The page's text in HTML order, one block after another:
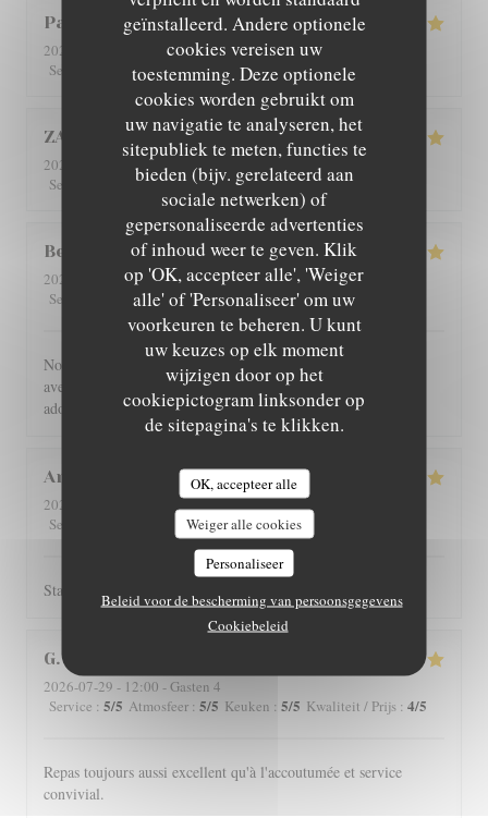
geïnstalleerd. Andere optionele
cookies vereisen uw
toestemming. Deze optionele
cookies worden gebruikt om
uw navigatie te analyseren, het
sitepubliek te meten, functies te
bieden (bijv. gerelateerd aan
sociale netwerken) of
gepersonaliseerde advertenties
of inhoud weer te geven. Klik
op 'OK, accepteer alle', 'Weiger
alle' of 'Personaliseer' om uw
voorkeuren te beheren. U kunt
uw keuzes op elk moment
wijzigen door op het
cookiepictogram linksonder op
de sitepagina's te klikken.
OK, accepteer alle
Weiger alle cookies
Personaliseer
Beleid voor de bescherming van persoonsgegevens
Cookiebeleid
Patricia C
2026-08-01
- 12:30 - Gasten 4
Service
Atmosfeer:5/5 Keuken: 5/5 Kwaliteit / Prijs
ZAN
2026-07-29
- 19:00 - Gasten 2
Service
Atmosfeer :5/5 Keuken:5/5 Kwaliteit / Prijs
Benoît
2026-07-30
- 21:00 - Gasten 4
Service
Atmosfeer :5/5 Keuken:5/5 Kwaliteit / Prijs
Nous avons été très bien reçu et servi, accueil très chaleureux,
avec des produits de bonne qualité, très bon restaurant. J'ai
adoré.
Angie
2026-07-31
- 12:00 - Gasten 2
Service
Atmosfeer:4/5 Keuken: 4/5
Staff is really friendly and food is nicely served.
G
2026-07-29 - 12:00 - Gasten 4
Service : 5/5 Atmosfeer : 5/5 Keuken : 5/5 Kwaliteit / Prijs : 4/5
Repas toujours aussi excellent qu'à l'accoutumée et service
convivial.